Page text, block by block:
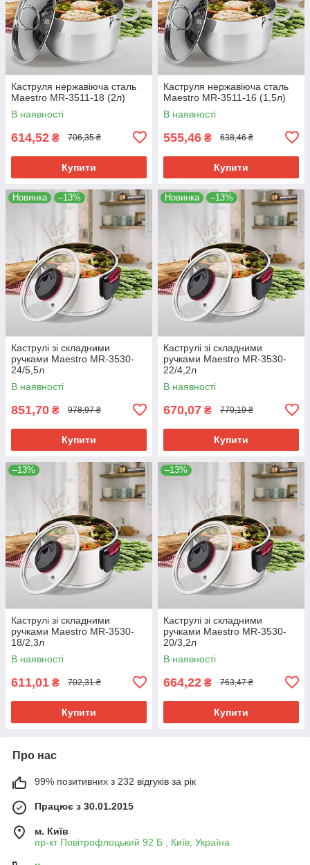
Каструля нержавіюча сталь
Maestro MR-3511-18 (2л)
В наявності
614,52 ₴ 706,35 ₴
Купити
Каструля нержавіюча сталь
Maestro MR-3511-16 (1,5л)
В наявності
555,46 ₴ 638,46 ₴
Купити
Новинка –13%
Каструлі зі складними
ручками Maestro MR-3530-
24/5,5л
В наявності
851,70 ₴ 978,97 ₴
Купити
Новинка –13%
Каструлі зі складними
ручками Maestro MR-3530-
22/4,2л
В наявності
670,07 ₴ 770,19 ₴
Купити
–13%
Каструлі зі складними
ручками Maestro MR-3530-
18/2,3л
В наявності
611,01 ₴ 702,31 ₴
Купити
–13%
Каструлі зі складними
ручками Maestro MR-3530-
20/3,2л
В наявності
664,22 ₴ 763,47 ₴
Купити
Про нас
99% позитивних з 232 відгуків за рік
Працює з 30.01.2015
м. Київ
пр-кт Повітрофлоцький 92 Б , Київ, Україна